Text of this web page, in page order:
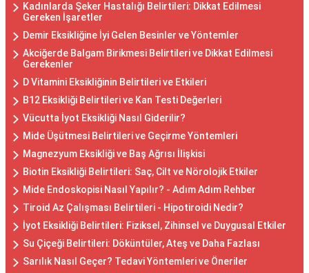
Kadınlarda Şeker Hastalığı Belirtileri: Dikkat Edilmesi
Gereken İşaretler
Demir Eksikliğine İyi Gelen Besinler ve Yöntemler
Akciğerde Balgam Birikmesi Belirtileri ve Dikkat Edilmesi
Gerekenler
D Vitamini Eksikliğinin Belirtileri ve Etkileri
B12 Eksikliği Belirtileri ve Kan Testi Değerleri
Vücutta İyot Eksikliği Nasıl Giderilir?
Mide Üşütmesi Belirtileri ve Geçirme Yöntemleri
Magnezyum Eksikliği ve Baş Ağrısı İlişkisi
Biotin Eksikliği Belirtileri: Saç, Cilt ve Nörolojik Etkiler
Mide Endoskopisi Nasıl Yapılır? - Adım Adım Rehber
Tiroid Az Çalışması Belirtileri - Hipotiroidi Nedir?
İyot Eksikliği Belirtileri: Fiziksel, Zihinsel ve Duygusal Etkiler
Su Çiçeği Belirtileri: Döküntüler, Ateş ve Daha Fazlası
Sarılık Nasıl Geçer? Tedavi Yöntemleri ve Öneriler